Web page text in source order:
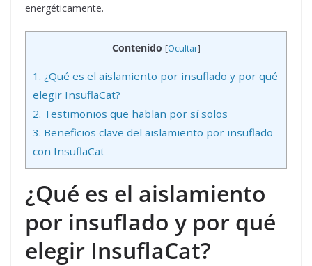
energéticamente.
Contenido [Ocultar]
1. ¿Qué es el aislamiento por insuflado y por qué
elegir InsuflaCat?
2. Testimonios que hablan por sí solos
3. Beneficios clave del aislamiento por insuflado
con InsuflaCat
¿Qué es el aislamiento
por insuflado y por qué
elegir InsuflaCat?